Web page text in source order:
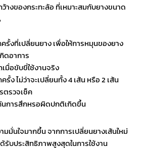
างของกระทะล้อ ที่เหมาะสมกับยางขนาด
รั้งที่เปลี่ยนยาง เพื่อให้การหมุนของยาง
ดอาการ
มื่อขับขี่ใช้งานจริง
รั้ง ไม่ว่าจะเปลี่ยนทั้ง 4 เส้น หรือ 2 เส้น
ตรวจเช็ค
การสึกหรอผิดปกติเกิดขึ้น
มั่นใจมากขึ้น จากการเปลี่ยนยางเส้นใหม่
บประสิทธิภาพสูงสุดในการใช้งาน